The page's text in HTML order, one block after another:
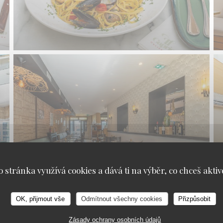
stránka využívá cookies a dává ti na výběr, co chceš
OK, přijmout vše Odmítnout všechny cookies Přizpůsobit
Zásady ochrany osobních údajů